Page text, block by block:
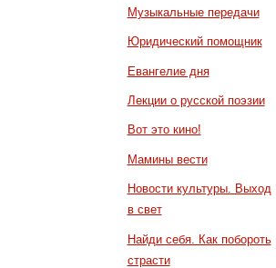
Музыкальные передачи
Юридический помощник
Евангелие дня
Лекции о русской поэзии
Вот это кино!
Мамины вести
Новости культуры. Выход
в свет
Найди себя. Как побороть
страсти